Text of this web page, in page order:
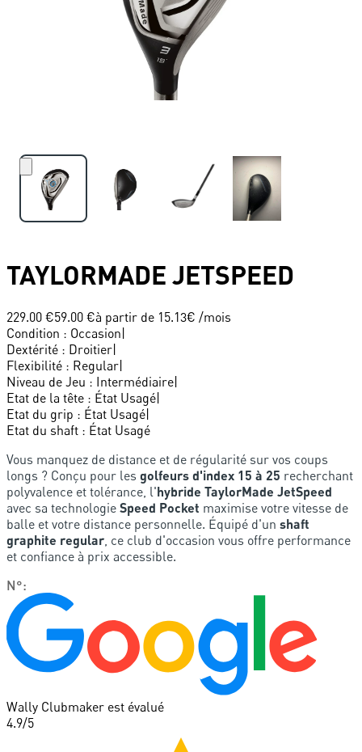
TAYLORMADE JETSPEED
229.00 €59.00 €à partir de 15.13€ /mois
Condition : Occasion|
Dextérité : Droitier|
Flexibilité : Regular|
Niveau de Jeu : Intermédiaire|
Etat de la tête : État Usagé|
Etat du grip : État Usagé|
Etat du shaft : État Usagé
Vous manquez de distance et de régularité sur vos coups
longs ? Conçu pour les golfeurs d'index 15 à 25 recherchant
polyvalence et tolérance, l'hybride TaylorMade JetSpeed
avec sa technologie Speed Pocket maximise votre vitesse de
balle et votre distance personnelle. Équipé d'un shaft
graphite regular , ce club d'occasion vous offre performance
et confiance à prix accessible.
N°:
Wally Clubmaker est évalué
4.9/5